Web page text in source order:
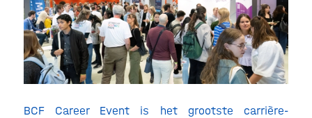
BCF Career Event is het grootste carrière-